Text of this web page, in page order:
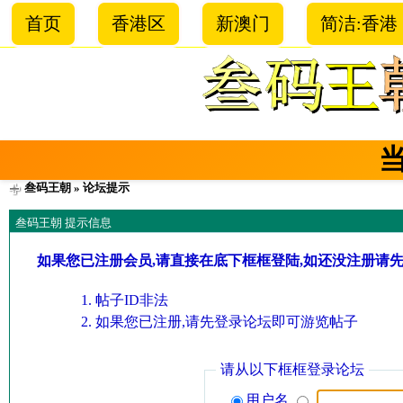
首页 香港区 新澳门 简洁:香港
叁码王朝 » 论坛提示
叁码王朝 提示信息
如果您已注册会员,请直接在底下框框登陆,如还没注册请
帖子ID非法
如果您已注册,请先登录论坛即可游览帖子
请从以下框框登录论坛
用户名